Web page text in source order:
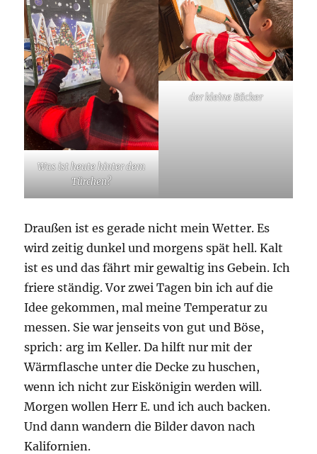
Was ist heute hinter dem
Türchen?
der kleine Bäcker
Draußen ist es gerade nicht mein Wetter. Es
wird zeitig dunkel und morgens spät hell. Kalt
ist es und das fährt mir gewaltig ins Gebein. Ich
friere ständig. Vor zwei Tagen bin ich auf die
Idee gekommen, mal meine Temperatur zu
messen. Sie war jenseits von gut und Böse,
sprich: arg im Keller. Da hilft nur mit der
Wärmflasche unter die Decke zu huschen,
wenn ich nicht zur Eiskönigin werden will.
Morgen wollen Herr E. und ich auch backen.
Und dann wandern die Bilder davon nach
Kalifornien.